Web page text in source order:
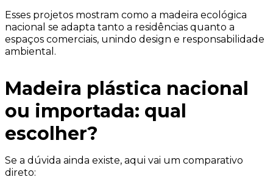
Esses projetos mostram como a madeira ecológica
nacional se adapta tanto a residências quanto a
espaços comerciais, unindo design e responsabilidade
ambiental.
Madeira plástica nacional
ou importada: qual
escolher?
Se a dúvida ainda existe, aqui vai um comparativo
direto: